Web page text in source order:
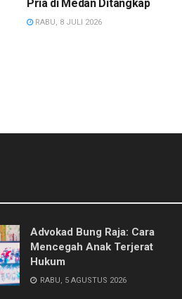
Pria di Medan Ditangkap
RABU, 8 JULI 2026
Advokad Bung Raja: Cara
Mencegah Anak Terjerat
Hukum
RABU, 5 AGUSTUS 2026